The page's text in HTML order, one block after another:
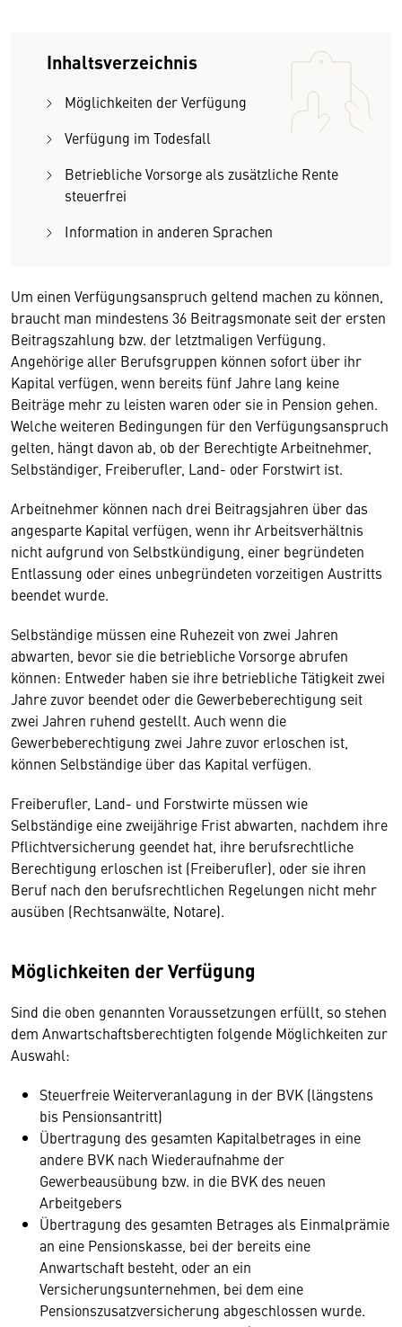
Inhaltsverzeichnis
Möglichkeiten der Verfügung
Verfügung im Todesfall
Betriebliche Vorsorge als zusätzliche Rente
steuerfrei
Information in anderen Sprachen
Um einen Verfügungsanspruch geltend machen zu können,
braucht man mindestens 36 Beitragsmonate seit der ersten
Beitragszahlung bzw. der letztmaligen Verfügung.
Angehörige aller Berufsgruppen können sofort über ihr
Kapital verfügen, wenn bereits fünf Jahre lang keine
Beiträge mehr zu leisten waren oder sie in Pension gehen.
Welche weiteren Bedingungen für den Verfügungsanspruch
gelten, hängt davon ab, ob der Berechtigte Arbeitnehmer,
Selbständiger, Freiberufler, Land- oder Forstwirt ist.
Arbeitnehmer können nach drei Beitragsjahren über das
angesparte Kapital verfügen, wenn ihr Arbeitsverhältnis
nicht aufgrund von Selbstkündigung, einer begründeten
Entlassung oder eines unbegründeten vorzeitigen Austritts
beendet wurde.
Selbständige müssen eine Ruhezeit von zwei Jahren
abwarten, bevor sie die betriebliche Vorsorge abrufen
können: Entweder haben sie ihre betriebliche Tätigkeit zwei
Jahre zuvor beendet oder die Gewerbeberechtigung seit
zwei Jahren ruhend gestellt. Auch wenn die
Gewerbeberechtigung zwei Jahre zuvor erloschen ist,
können Selbständige über das Kapital verfügen.
Freiberufler, Land- und Forstwirte müssen wie
Selbständige eine zweijährige Frist abwarten, nachdem ihre
Pflichtversicherung geendet hat, ihre berufsrechtliche
Berechtigung erloschen ist (Freiberufler), oder sie ihren
Beruf nach den berufsrechtlichen Regelungen nicht mehr
ausüben (Rechtsanwälte, Notare).
Möglichkeiten der Verfügung
Sind die oben genannten Voraussetzungen erfüllt, so stehen
dem Anwartschaftsberechtigten folgende Möglichkeiten zur
Auswahl:
Steuerfreie Weiterveranlagung in der BVK (längstens
bis Pensionsantritt)
Übertragung des gesamten Kapitalbetrages in eine
andere BVK nach Wiederaufnahme der
Gewerbeausübung bzw. in die BVK des neuen
Arbeitgebers
Übertragung des gesamten Betrages als Einmalprämie
an eine Pensionskasse, bei der bereits eine
Anwartschaft besteht, oder an ein
Versicherungsunternehmen, bei dem eine
Pensionszusatzversicherung abgeschlossen wurde.